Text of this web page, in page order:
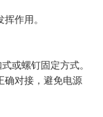
作用。
或螺钉固定方式。
确对接，避免电源